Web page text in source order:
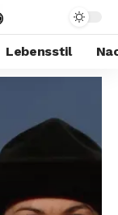
Lebensstil